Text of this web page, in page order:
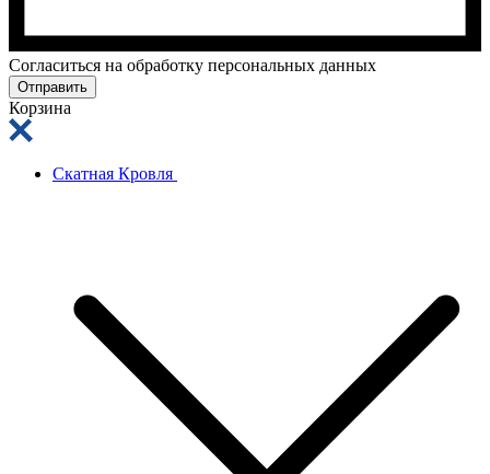
Cогласиться на обработку персональных данных
Отправить
Корзина
Скатная Кровля